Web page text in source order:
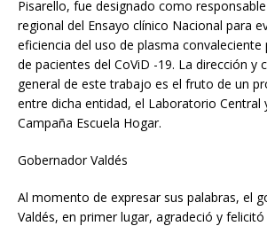
Pisarello, fue designado como
regional del Ensayo clínico Nacional para
eficiencia del uso de plasma
de pacientes del CoViD -19. La dirección y
general de este trabajo es el fruto de un
entre dicha entidad, el Laboratorio Central
Campaña Escuela Hogar.
Gobernador Valdés
Al momento de expresar sus palabras, el
Valdés, en primer lugar, agradeció y